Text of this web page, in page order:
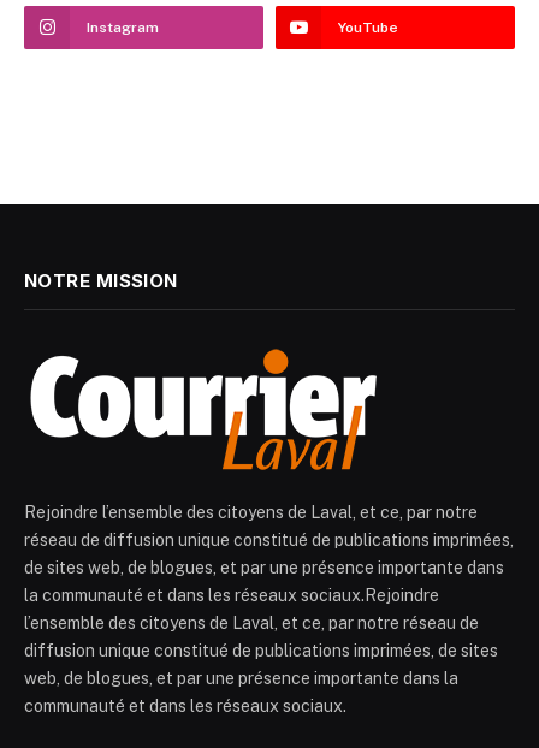
Instagram YouTube
NOTRE MISSION
Rejoindre l’ensemble des citoyens de Laval, et ce, par notre
réseau de diffusion unique constitué de publications imprimées,
de sites web, de blogues, et par une présence importante dans
la communauté et dans les réseaux sociaux.Rejoindre
l’ensemble des citoyens de Laval, et ce, par notre réseau de
diffusion unique constitué de publications imprimées, de sites
web, de blogues, et par une présence importante dans la
communauté et dans les réseaux sociaux.